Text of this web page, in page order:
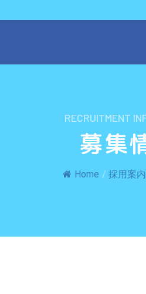
RECRUITMENT
募集
Home / 採用案内